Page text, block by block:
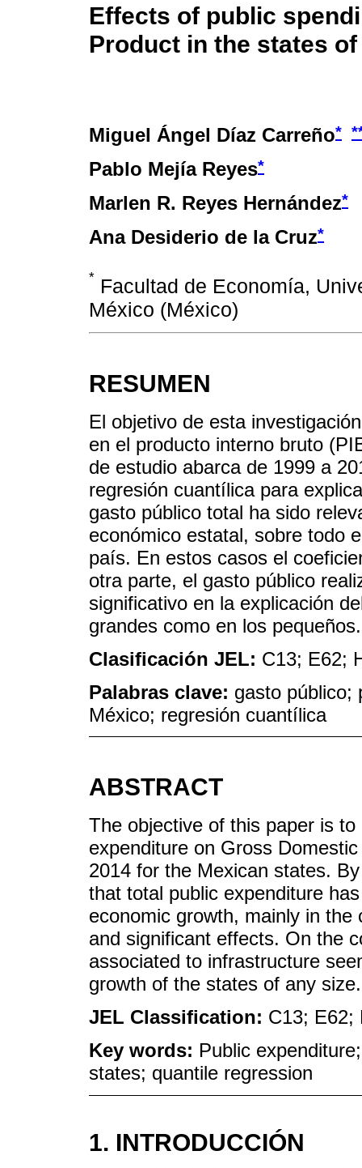
Effects of public
Product in the states
Miguel Ángel Díaz Carreño*
Pablo Mejía Reyes*
Marlen R. Reyes Hernández*
Ana Desiderio de la Cruz*
* Facultad de Economía,
México (México)
RESUMEN
El objetivo de esta
en el producto interno bruto
de estudio abarca de 1999 a
regresión cuantílica para
gasto público total ha sido
económico estatal, sobre todo
país. En estos casos el
otra parte, el gasto público
significativo en la explicación
grandes como en los pequeños.
Clasificación JEL: C13; E62;
Palabras clave: gasto público;
México; regresión cuantílica
ABSTRACT
The objective of this paper is
expenditure on Gross
2014 for the Mexican states.
that total public expenditure
economic growth, mainly in
and significant effects. On the
associated to infrastructure
growth of the states of any size.
JEL Classification: C13; E62;
Key words: Public
states; quantile regression
1. INTRODUCCIÓN